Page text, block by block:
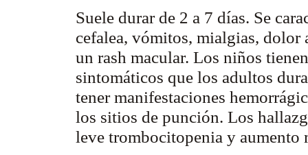
Suele durar de 2 a 7 días. Se
cefalea, vómitos, mialgias, dolor
un rash macular. Los niños
sintomáticos que los adultos
tener manifestaciones
los sitios de punción. Los
leve trombocitopenia y aumento